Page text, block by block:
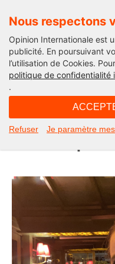
Nous respectons
Opinion Internationale est
publicité. En poursuivant
l’utilisation de Cookies.
politique de confidentialité
.
Refuser Je paramètre
Elysée 2022
Amélie